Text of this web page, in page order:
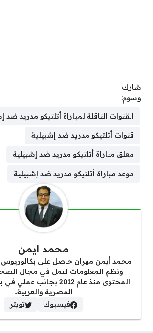
شارك
وسوم:
القنوات الناقلة لمباراة أتلتيكو مدريد ضد
قنوات أتلتيكو مدريد ضد إشبيلية
معلق مباراة أتلتيكو مدريد ضد إشبيلية
موعد مباراة أتلتيكو مدريد ضد إشبيلية
محمد ايمن
محمد أيمن مهران حاصل على
ونظم المعلومات اعمل في مجال
المحتوى منذ عام 2012
المصرية والعربية..
فيسبوك
تويتر